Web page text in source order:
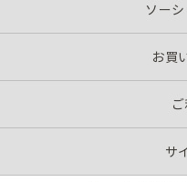
ソー
お買
サ